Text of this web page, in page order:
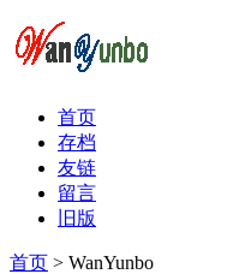
首页
存档
友链
留言
旧版
首页 > WanYunbo